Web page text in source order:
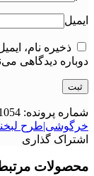
ایمیل
ذخیره نام،
دوباره دیدگاهی
شماره پرونده:
خرگوشی|طرح
اشتراک گذاری
محصولات